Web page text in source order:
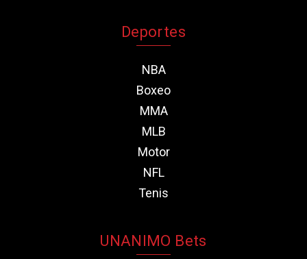
Deportes
NBA
Boxeo
MMA
MLB
Motor
NFL
Tenis
UNANIMO Bets